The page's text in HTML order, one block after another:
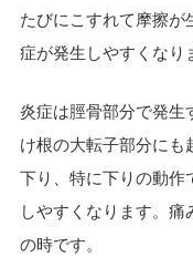
たびにこすれて摩擦が
症が発生しやすくなり
炎症は脛骨部分で発生
け根の大転子部分にも
下り、特に下りの動作
しやすくなります。痛
の時です。